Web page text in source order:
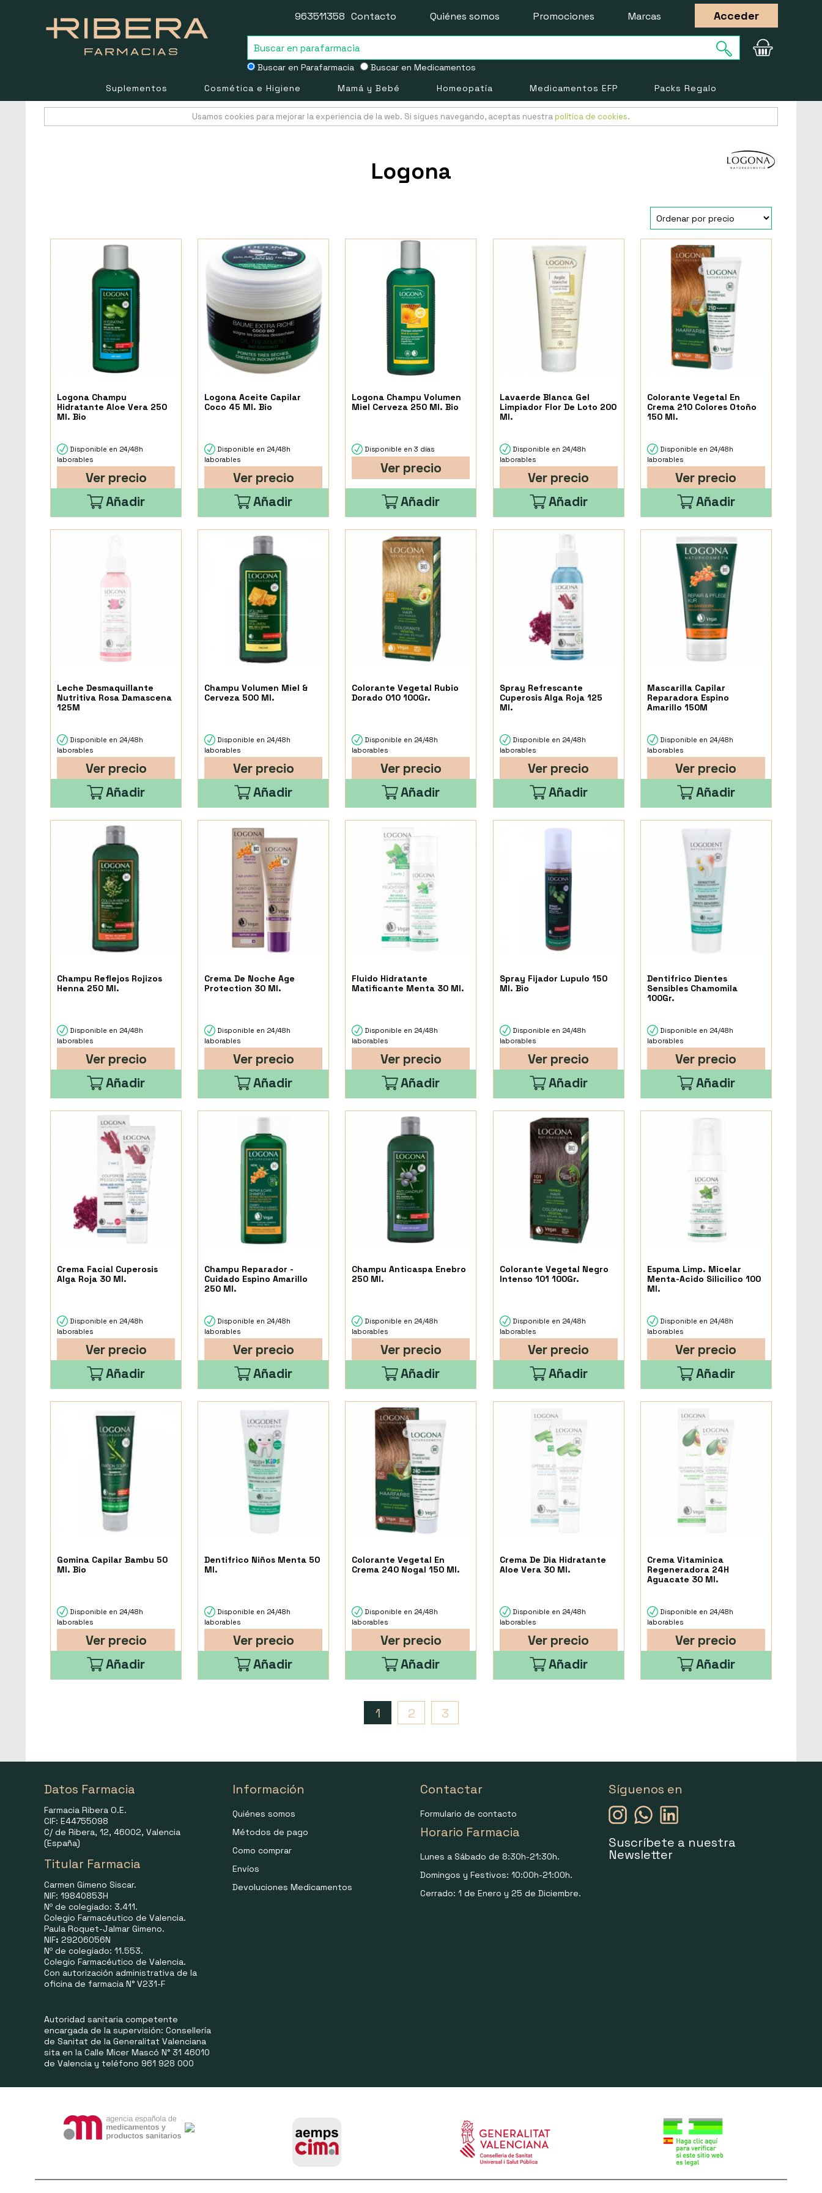
Buscar en Parafarmacia Buscar en Medicamentos
963511358 Contacto Quiénes somos Promociones Marcas Acceder
Suplementos Cosmética e Higiene Mamá y Bebé Homeopatía Medicamentos EFP Packs Regalo
Usamos cookies para mejorar la experiencia de la web. Si sigues navegando, aceptas nuestra política de cookies.
Logona
Logona Champu
Hidratante Aloe Vera 250
Ml. Bio
Disponible en 24/48h
laborables
Ver precio
Añadir
Logona Aceite Capilar
Coco 45 Ml. Bio
Disponible en 24/48h
laborables
Ver precio
Añadir
Logona Champu Volumen
Miel Cerveza 250 Ml. Bio
Disponible en 3 días
Ver precio
Añadir
Lavaerde Blanca Gel
Limpiador Flor De Loto 200
Ml.
Disponible en 24/48h
laborables
Ver precio
Añadir
Colorante Vegetal En
Crema 210 Colores Otoño
150 Ml.
Disponible en 24/48h
laborables
Ver precio
Añadir
Leche Desmaquillante
Nutritiva Rosa Damascena
125M
Disponible en 24/48h
laborables
Ver precio
Añadir
Champu Volumen Miel &
Cerveza 500 Ml.
Disponible en 24/48h
laborables
Ver precio
Añadir
Colorante Vegetal Rubio
Dorado 010 100Gr.
Disponible en 24/48h
laborables
Ver precio
Añadir
Spray Refrescante
Cuperosis Alga Roja 125
Ml.
Disponible en 24/48h
laborables
Ver precio
Añadir
Mascarilla Capilar
Reparadora Espino
Amarillo 150M
Disponible en 24/48h
laborables
Ver precio
Añadir
Champu Reflejos Rojizos
Henna 250 Ml.
Disponible en 24/48h
laborables
Ver precio
Añadir
Crema De Noche Age
Protection 30 Ml.
Disponible en 24/48h
laborables
Ver precio
Añadir
Fluido Hidratante
Matificante Menta 30 Ml.
Disponible en 24/48h
laborables
Ver precio
Añadir
Spray Fijador Lupulo 150
Ml. Bio
Disponible en 24/48h
laborables
Ver precio
Añadir
Dentifrico Dientes
Sensibles Chamomila
100Gr.
Disponible en 24/48h
laborables
Ver precio
Añadir
Crema Facial Cuperosis
Alga Roja 30 Ml.
Disponible en 24/48h
laborables
Ver precio
Añadir
Champu Reparador -
Cuidado Espino Amarillo
250 Ml.
Disponible en 24/48h
laborables
Ver precio
Añadir
Champu Anticaspa Enebro
250 Ml.
Disponible en 24/48h
laborables
Ver precio
Añadir
Colorante Vegetal Negro
Intenso 101 100Gr.
Disponible en 24/48h
laborables
Ver precio
Añadir
Espuma Limp. Micelar
Menta-Acido Silicilico 100
Ml.
Disponible en 24/48h
laborables
Ver precio
Añadir
Gomina Capilar Bambu 50
Ml. Bio
Disponible en 24/48h
laborables
Ver precio
Añadir
Dentifrico Niños Menta 50
Ml.
Disponible en 24/48h
laborables
Ver precio
Añadir
Colorante Vegetal En
Crema 240 Nogal 150 Ml.
Disponible en 24/48h
laborables
Ver precio
Añadir
Crema De Dia Hidratante
Aloe Vera 30 Ml.
Disponible en 24/48h
laborables
Ver precio
Añadir
Crema Vitaminica
Regeneradora 24H
Aguacate 30 Ml.
Disponible en 24/48h
laborables
Ver precio
Añadir
1 2 3
Datos Farmacia
Farmacia Ribera O.E.
CIF: E44755098
C/ de Ribera, 12, 46002, Valencia
(España)
Titular Farmacia
Carmen Gimeno Siscar.
NIF: 19840853H
Nº de colegiado: 3.411.
Colegio Farmacéutico de Valencia.
Paula Roquet-Jalmar Gimeno.
NIF: 29206056N
Nº de colegiado: 11.553.
Colegio Farmacéutico de Valencia.
Con autorización administrativa de la
oficina de farmacia N° V231-F
Autoridad sanitaria competente
encargada de la supervisión: Consellería
de Sanitat de la Generalitat Valenciana
sita en la Calle Micer Mascó N° 31 46010
de Valencia y teléfono 961 928 000
Información
Quiénes somos
Métodos de pago
Como comprar
Envíos
Devoluciones Medicamentos
Contactar
Formulario de contacto
Horario Farmacia
Lunes a Sábado de 8:30h-21:30h.
Domingos y Festivos: 10:00h-21:00h.
Cerrado: 1 de Enero y 25 de Diciembre.
Síguenos en
Suscríbete a nuestra
Newsletter